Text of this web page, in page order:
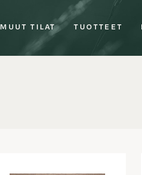
MUUT TILAT TUOTTEET